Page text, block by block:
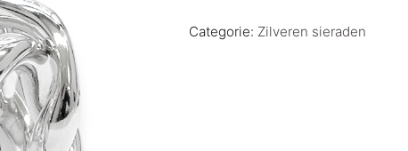
Categorie: Zilveren sieraden